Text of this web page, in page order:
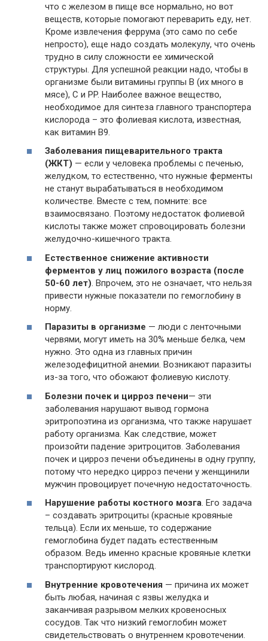
что с железом в пище все нормально, но вот
веществ, которые помогают переварить еду, нет.
Кроме извлечения феррума (это само по себе
непросто), еще надо создать молекулу, что очень
трудно в силу сложности ее химической
структуры. Для успешной реакции надо, чтобы в
организме были витамины группы B (их много в
мясе), C и PP. Наиболее важное вещество,
необходимое для синтеза главного транспортера
кислорода – это фолиевая кислота, известная,
как витамин B9.
Заболевания пищеварительного тракта
(ЖКТ) — если у человека проблемы с печенью,
желудком, то естественно, что нужные ферменты
не станут вырабатываться в необходимом
количестве. Вместе с тем, помните: все
взаимосвязано. Поэтому недостаток фолиевой
кислоты также может спровоцировать болезни
желудочно-кишечного тракта.
Естественное снижение активности
ферментов у лиц пожилого возраста (после
50-60 лет) . Впрочем, это не означает, что нельзя
привести нужные показатели по гемоглобину в
норму.
Паразиты в организме — люди с ленточными
червями, могут иметь на 30% меньше белка, чем
нужно. Это одна из главных причин
железодефицитной анемии. Возникают паразиты
из-за того, что обожают фолиевую кислоту.
Болезни почек и цирроз печени— эти
заболевания нарушают вывод гормона
эритропоэтина из организма, что также нарушает
работу организма. Как следствие, может
произойти падение эритроцитов. Заболевания
почек и цирроз печени объединены в одну группу,
потому что нередко цирроз печени у женщинили
мужчин провоцирует почечную недостаточность.
Нарушение работы костного мозга. Его задача
– создавать эритроциты (красные кровяные
тельца). Если их меньше, то содержание
гемоглобина будет падать естественным
образом. Ведь именно красные кровяные клетки
транспортируют кислород.
Внутренние кровотечения — причина их может
быть любая, начиная с язвы желудка и
заканчивая разрывом мелких кровеносных
сосудов. Так что низкий гемоглобин может
свидетельствовать о внутреннем кровотечении.